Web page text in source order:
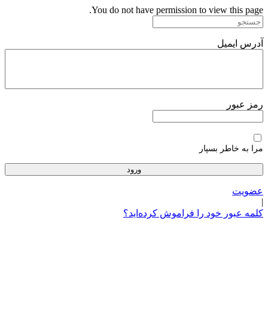
پرش
به
You do not have permission to view this page.
آدرس ایمیل
رمز عبور
مرا به خاطر بسپار
عضویت
|
کلمه عبور خود را فراموش کرده‌اید؟